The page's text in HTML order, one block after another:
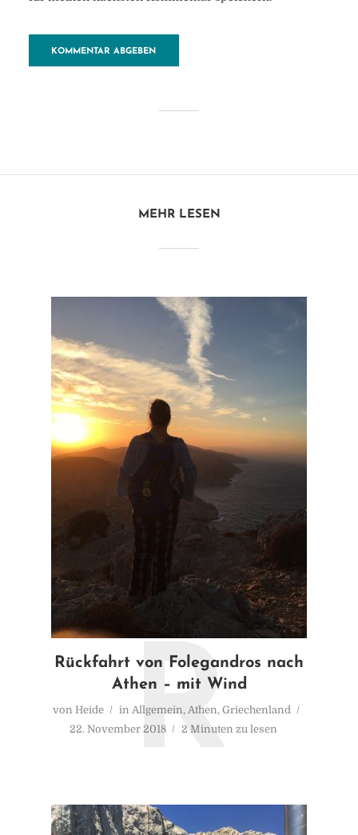
MEHR LESEN
Rückfahrt von Folegandros nach
Athen – mit Wind
von Heide in Allgemein, Athen, Griechenland
22. November 2018
2 Minuten zu lesen
R